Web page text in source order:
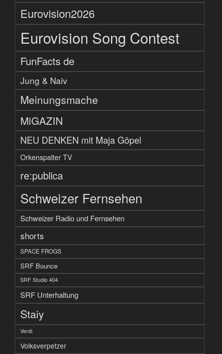
Eurovision2026
Eurovision Song Contest
FunFacts de
Jung & Naiv
Meinungsmache
MiGAZIN
NEU DENKEN mit Maja Göpel
Orkenspalter TV
re:publica
Schweizer Fernsehen
Schweizer Radio und Fernsehen
shorts
SPACE FROGS
SRF Bounce
SRF Studio 404
SRF Unterhaltung
Staiy
Verdi
Volksverpetzer